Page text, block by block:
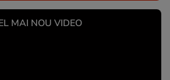
MAI NOU VIDEO